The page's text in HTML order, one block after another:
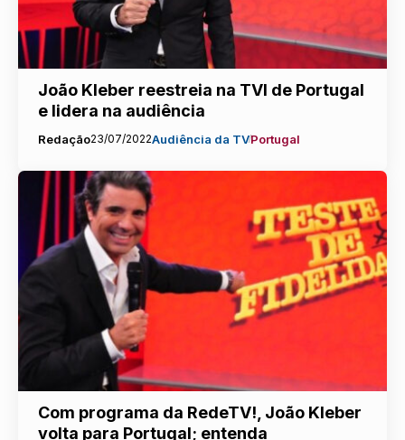
João Kleber reestreia na TVI de Portugal
e lidera na audiência
Redação23/07/2022Audiência da TVPortugal
Com programa da RedeTV!, João Kleber
volta para Portugal; entenda